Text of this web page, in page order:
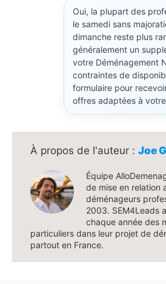
Oui, la plupart des
le samedi sans
dimanche reste plus
généralement un
votre Déménagement
contraintes de
formulaire pour
offres adaptées à
Joe
Équipe
de mise en relation
déménageurs
2003. SEM4Leads
chaque année des
particuliers dans leur projet de
partout en France.